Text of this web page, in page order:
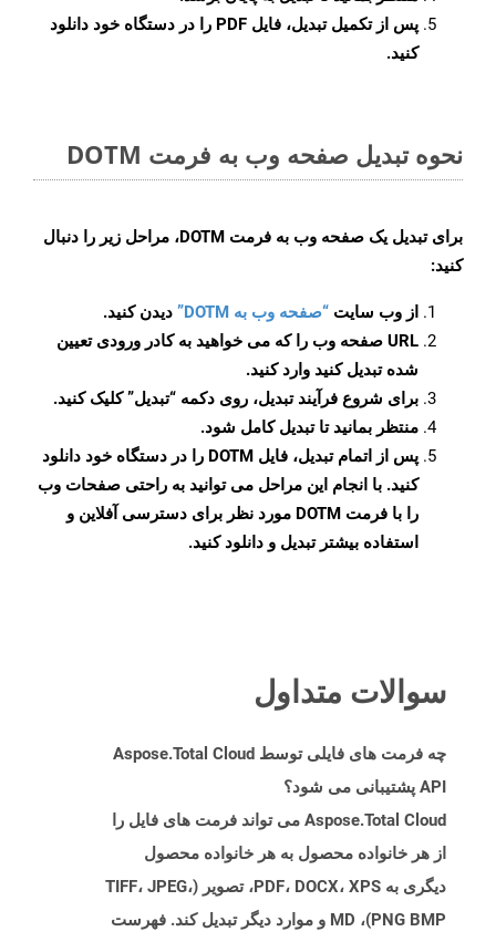
پس از تکمیل تبدیل، فایل PDF را در دستگاه خود دانلود
کنید.
نحوه تبدیل صفحه وب به فرمت DOTM
برای تبدیل یک صفحه وب به فرمت DOTM، مراحل زیر را دنبال
کنید:
از وب سایت “صفحه وب به DOTM”
دیدن کنید.
URL صفحه وب را که می خواهید به کادر ورودی تعیین
شده تبدیل کنید وارد کنید.
برای شروع فرآیند تبدیل، روی دکمه “تبدیل” کلیک کنید.
منتظر بمانید تا تبدیل کامل شود.
پس از اتمام تبدیل، فایل DOTM را در دستگاه خود دانلود
کنید. با انجام این مراحل می توانید به راحتی صفحات وب
را با فرمت DOTM مورد نظر برای دسترسی آفلاین و
استفاده بیشتر تبدیل و دانلود کنید.
سوالات متداول
چه فرمت های فایلی توسط Aspose.Total Cloud
API پشتیبانی می شود؟
Aspose.Total Cloud می تواند فرمت های فایل را
از هر خانواده محصول به هر خانواده محصول
دیگری به PDF، DOCX، XPS، تصویر (TIFF، JPEG،
PNG BMP)، MD و موارد دیگر تبدیل کند. فهرست